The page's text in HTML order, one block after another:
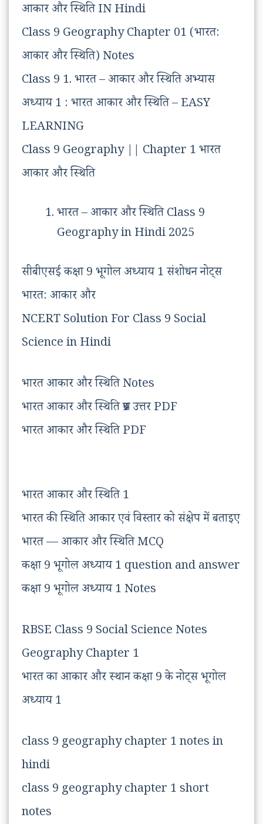
आकार और स्थिति IN Hindi
Class 9 Geography Chapter 01 (भारत:
आकार और स्थिति) Notes
Class 9 1. भारत – आकार और स्थिति अभ्यास
अध्याय 1 : भारत आकार और स्थिति – EASY
LEARNING
Class 9 Geography || Chapter 1 भारत
आकार और स्थिति
भारत – आकार और स्थिति Class 9
Geography in Hindi 2025
सीबीएसई कक्षा 9 भूगोल अध्याय 1 संशोधन नोट्स
भारत: आकार और
NCERT Solution For Class 9 Social
Science in Hindi
भारत आकार और स्थिति Notes
भारत आकार और स्थिति प्रश्न उत्तर PDF
भारत आकार और स्थिति PDF
भारत आकार और स्थिति 1
भारत की स्थिति आकार एवं विस्तार को संक्षेप में बताइए
भारत — आकार और स्थिति MCQ
कक्षा 9 भूगोल अध्याय 1 question and answer
कक्षा 9 भूगोल अध्याय 1 Notes
RBSE Class 9 Social Science Notes
Geography Chapter 1
भारत का आकार और स्थान कक्षा 9 के नोट्स भूगोल
अध्याय 1
class 9 geography chapter 1 notes in
hindi
class 9 geography chapter 1 short
notes